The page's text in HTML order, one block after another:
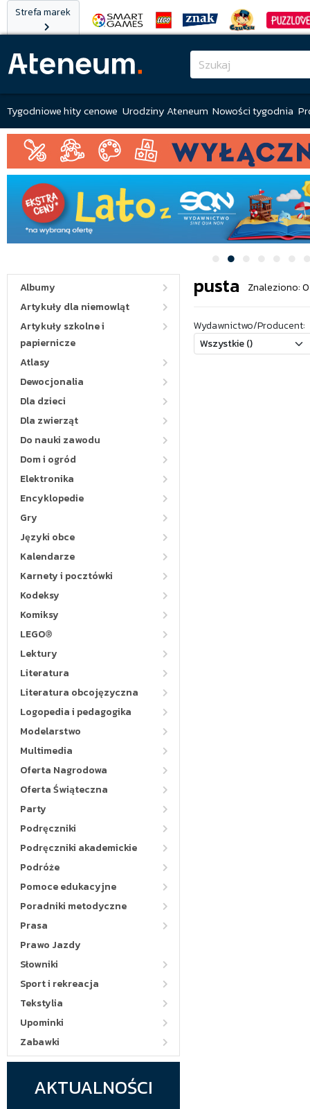
Strefa marek
Tygodniowe hity cenowe Urodziny Ateneum Nowości tygodnia
Albumy
Artykuły dla niemowląt
Artykuły szkolne i
papiernicze
Atlasy
Dewocjonalia
Dla dzieci
Dla zwierząt
Do nauki zawodu
Dom i ogród
Elektronika
Encyklopedie
Gry
Języki obce
Kalendarze
Karnety i pocztówki
Kodeksy
Komiksy
LEGO®
Lektury
Literatura
Literatura obcojęzyczna
Logopedia i pedagogika
Modelarstwo
Multimedia
Oferta Nagrodowa
Oferta Świąteczna
Party
Podręczniki
Podręczniki akademickie
Podróże
Pomoce edukacyjne
Poradniki metodyczne
Prasa
Prawo Jazdy
Słowniki
Sport i rekreacja
Tekstylia
Upominki
Zabawki
AKTUALNOŚCI
pusta Znaleziono:
Wydawnictwo/Producent: